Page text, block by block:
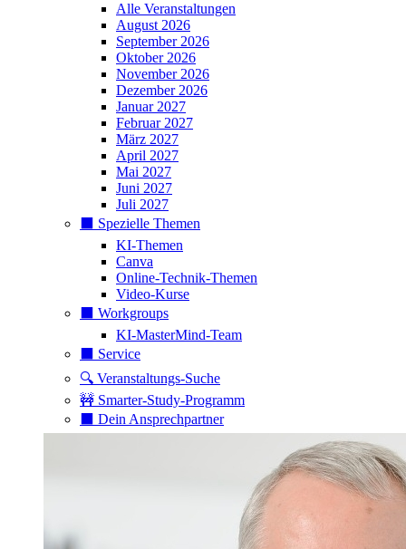
Alle Veranstaltungen
August 2026
September 2026
Oktober 2026
November 2026
Dezember 2026
Januar 2027
Februar 2027
März 2027
April 2027
Mai 2027
Juni 2027
Juli 2027
⬛️ Spezielle Themen
KI-Themen
Canva
Online-Technik-Themen
Video-Kurse
⬛️ Workgroups
KI-MasterMind-Team
⬛️ Service
🔍 Veranstaltungs-Suche
🚧 Smarter-Study-Programm
⬛️ Dein Ansprechpartner